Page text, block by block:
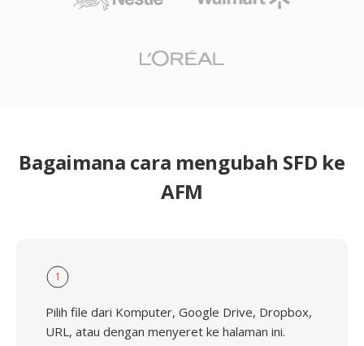
Bagaimana cara mengubah SFD ke
AFM
1
Pilih file dari Komputer, Google Drive, Dropbox,
URL, atau dengan menyeret ke halaman ini.